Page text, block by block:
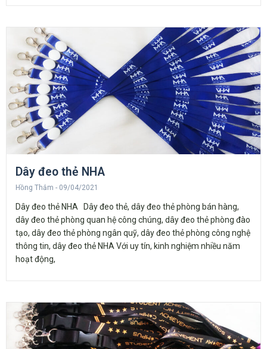
Dây đeo thẻ NHA
Hồng Thắm 09/04/2021
Dây đeo thẻ NHA Dây đeo thẻ, dây đeo thẻ phòng bán hàng,
dây đeo thẻ phòng quan hệ công chúng, dây đeo thẻ phòng đào
tạo, dây đeo thẻ phòng ngân quỹ, dây đeo thẻ phòng công nghệ
thông tin, dây đeo thẻ NHA Với uy tín, kinh nghiệm nhiều năm
hoạt động,